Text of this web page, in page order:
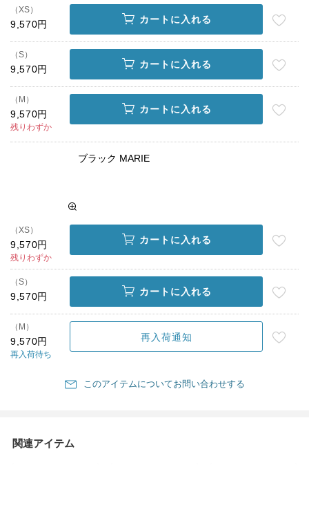
（XS）
9,570円 カートに入れる
（S）
9,570円 カートに入れる
（M）
9,570円
残りわずか
カートに入れる
ブラック MARIE
（XS）
9,570円
残りわずか
カートに入れる
（S）
9,570円 カートに入れる
（M）
9,570円
再入荷待ち
再入荷通知
このアイテムについてお問い合わせする
関連アイテム